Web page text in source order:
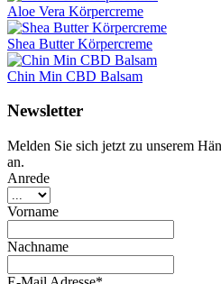
Aloe Vera Körpercreme
Shea Butter Körpercreme
Chin Min CBD Balsam
Newsletter
Melden Sie sich jetzt zu unserem
an.
Anrede
Vorname
Nachname